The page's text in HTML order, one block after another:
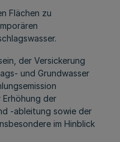
Flächen zu
der Versickerung
und Grundwasser
der
-ableitung sowie der
im Hinblick